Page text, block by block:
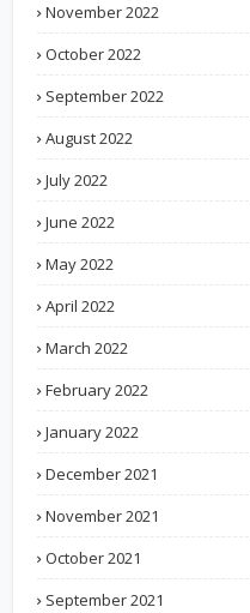
November 2022
October 2022
September 2022
August 2022
July 2022
June 2022
May 2022
April 2022
March 2022
February 2022
January 2022
December 2021
November 2021
October 2021
September 2021